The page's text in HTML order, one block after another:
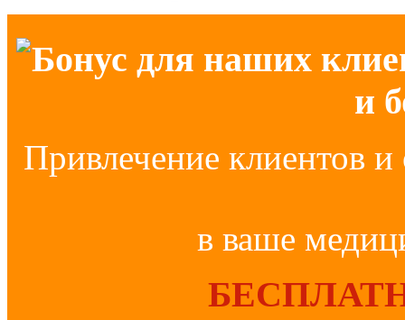
Бонус для наших
и
Привлечение клиентов и
в ваше